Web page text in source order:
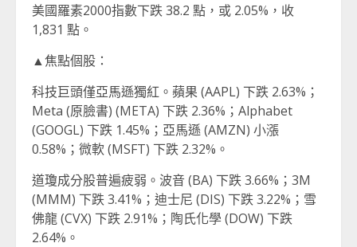
美國羅素2000指數下跌 38.2 點，或 2.05%，收
1,831 點。
▲焦點個股：
科技巨頭僅亞馬遜獨紅。蘋果 (AAPL) 下跌 2.63%；
Meta (原臉書) (META) 下跌 2.36%；Alphabet
(GOOGL) 下跌 1.45%；亞馬遜 (AMZN) 小漲
0.58%；微軟 (MSFT) 下跌 2.32%。
道瓊成分股普遍疲弱。波音 (BA) 下跌 3.66%；3M
(MMM) 下跌 3.41%；迪士尼 (DIS) 下跌 3.22%；雪
佛龍 (CVX) 下跌 2.91%；陶氏化學 (DOW) 下跌
2.64%。